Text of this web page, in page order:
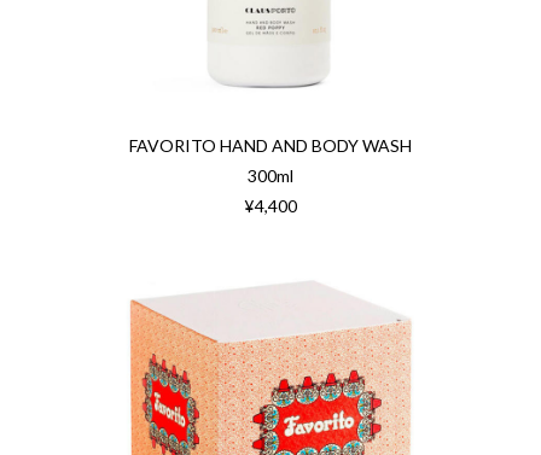
FAVORITO HAND AND BODY WASH
300ml
¥4,400